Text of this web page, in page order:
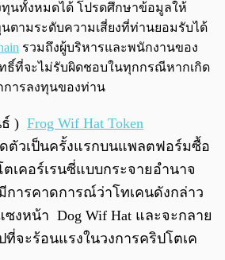
ทุนทั้งหมดได้ โปรดศึกษาข้อมูลให้
ตามระดับความเสี่ยงที่ท่านยอมรับได้
รวมถึงผู้บริหารและพนักงานของ
ธิ์ที่จะไม่รับผิดชอบในทุกกรณีหากเกิด
การลงทุนของท่าน
) Frog Wif Hat Token
ตัวเป็นครั้งแรกบนแพลตฟอร์มซื้อ
เคอร์เรนซี่แบบกระจายอำนาจ
การคาดการณ์ว่าโทเคนดังกล่าว
งหน้า Dog Wif Hat และจะกลาย
จะร้อนแรงในวงการคริปโตเค